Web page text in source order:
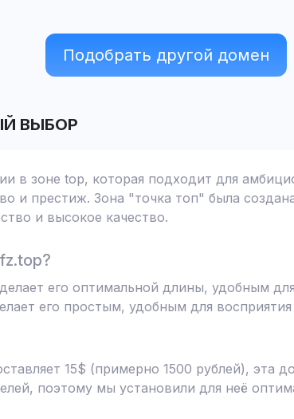
Подобрать другой домен
ВЫБОР
в зоне top, которая подходит для
и престиж. Зона "точка топ" была
и высокое качество.
его оптимальной длины, удобным
его простым, удобным для
15$ (примерно 1500 рублей), эта
поэтому мы установили для неё